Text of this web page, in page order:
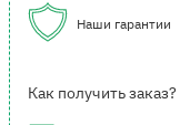
Наши гарантии
Как получить заказ?